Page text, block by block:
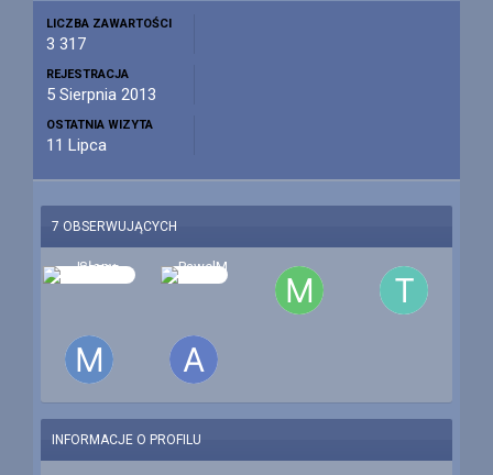
LICZBA ZAWARTOŚCI
3 317
REJESTRACJA
5 Sierpnia 2013
OSTATNIA WIZYTA
11 Lipca
7 OBSERWUJĄCYCH
INFORMACJE O PROFILU